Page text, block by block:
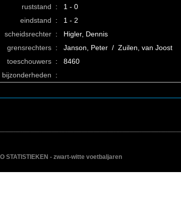
ruststand
:
1 - 0
eindstand
:
1 - 2
scheidsrechter :
Higler, Dennis
grensrechters :
Janson, Peter / Zuilen, van Joost
toeschouwers :
8460
bijzonderheden
:
STATISTIEKEN - zwart-witte voetbaljaren